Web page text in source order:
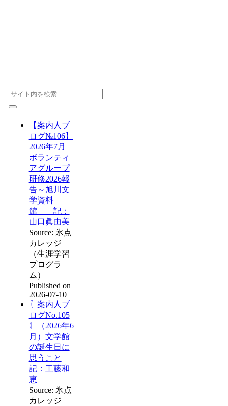
【案内人ブ
ログ№106】
2026年7月
ボランティ
アグループ
研修2026報
告～旭川文
学資料
館 記：
山口眞由美
Source: 氷点
カレッジ
（生涯学習
プログラ
ム）
Published on
2026-07-10
〖案内人ブ
ログNo.105
〗（2026年6
月）文学館
の誕生日に
思うこと
記：工藤和
恵
Source: 氷点
カレッジ